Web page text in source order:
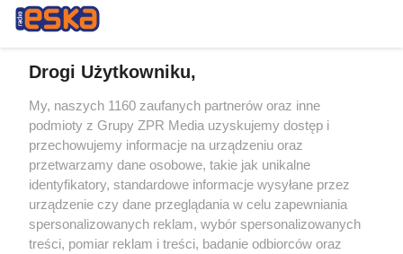
Żaden utwór zamieszczony w serwisie nie może być powielany i
rozpowszechniany lub dalej rozpowszechniany w jakikolwiek sposób (w
tym także elektroniczny lub mechaniczny) na jakimkolwiek polu
eksploatacji w jakiejkolwiek formie, włącznie z umieszczaniem w
Internecie bez pisemnej zgody właściciela praw. Jakiekolwiek użycie lub
wykorzystanie utworów w całości lub w części z naruszeniem prawa,
tzn. bez właściwej zgody, jest zabronione pod groźbą kary i może być
ścigane prawnie.
Drogi Użytkowniku,
My, naszych 1160 zaufanych partnerów oraz inne
podmioty z Grupy ZPR Media uzyskujemy dostęp i
przechowujemy informacje na urządzeniu oraz
przetwarzamy dane osobowe, takie jak unikalne
identyfikatory, standardowe informacje wysyłane przez
urządzenie czy dane przeglądania w celu zapewniania
spersonalizowanych reklam, wybór spersonalizowanych
treści, pomiar reklam i treści, badanie odbiorców oraz